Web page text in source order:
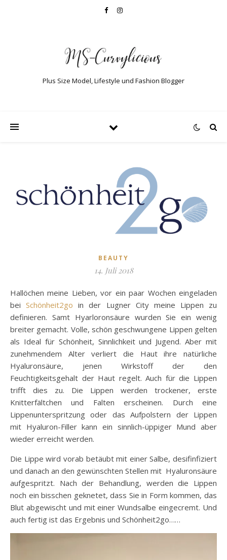
Plus Size Model, Lifestyle und Fashion Blogger
BEAUTY
14. Juli 2018
Hallöchen meine Lieben, vor ein paar Wochen eingeladen
beiSchönheit2go in der Lugner City meine Lippen zu
definieren. Samt Hyarloronsäure wurden Sie ein wenig
breiter gemacht. Volle, schön geschwungene Lippen gelten
als Ideal für Schönheit, Sinnlichkeit und Jugend. Aber mit
zunehmendem Alter verliert die Haut ihre natürliche
Hyaluronsäure, jenen Wirkstoff der den
Feuchtigkeitsgehalt der Haut regelt. Auch für die Lippen
trifft dies zu. Die Lippen werden trockener, erste
Knitterfältchen und Falten erscheinen. Durch eine
Lippenunterspritzung oder das Aufpolstern der Lippen
mit Hyaluron-Filler kann ein sinnlich-üppiger Mund aber
wieder erreicht werden.
Die Lippe wird vorab betäubt mit einer Salbe, desifinfiziert
und danach an den gewünschten Stellen mit Hyaluronsäure
aufgespritzt. Nach der Behandlung, werden die Lippen
noch ein bisschen geknetet, dass Sie in Form kommen, das
Blut abgewischt und mit einer Wundsalbe eingecremt. Und
auch fertig ist das Ergebnis und Schönheit2go……